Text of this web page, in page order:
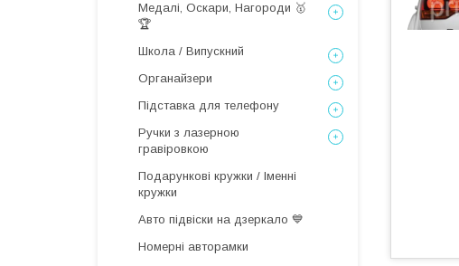
Медалі, Оскари, Нагороди 🥇
🏆
Школа / Випускний
Органайзери
Підставка для телефону
Ручки з лазерною
гравіровкою
Подарункові кружки / Іменні
кружки
Авто підвіски на дзеркало 💙
Номерні авторамки